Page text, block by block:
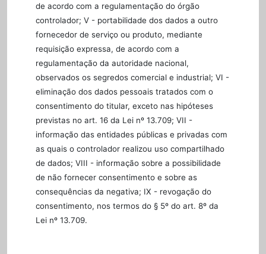
de acordo com a regulamentação do órgão
controlador; V - portabilidade dos dados a outro
fornecedor de serviço ou produto, mediante
requisição expressa, de acordo com a
regulamentação da autoridade nacional,
observados os segredos comercial e industrial; VI -
eliminação dos dados pessoais tratados com o
consentimento do titular, exceto nas hipóteses
previstas no art. 16 da Lei nº 13.709; VII -
informação das entidades públicas e privadas com
as quais o controlador realizou uso compartilhado
de dados; VIII - informação sobre a possibilidade
de não fornecer consentimento e sobre as
consequências da negativa; IX - revogação do
consentimento, nos termos do § 5º do art. 8º da
Lei nº 13.709.